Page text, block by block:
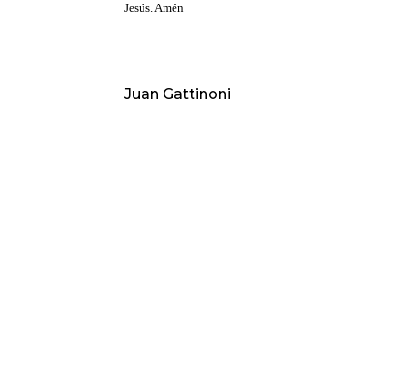
Jesús. Amén
Juan Gattinoni